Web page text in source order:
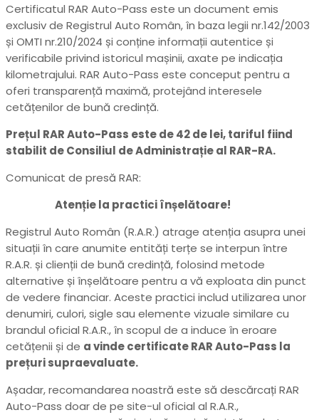
Certificatul RAR Auto-Pass este un document emis
exclusiv de Registrul Auto Român, în baza legii nr.142/2003
și OMTI nr.210/2024 și conține informații autentice și
verificabile privind istoricul mașinii, axate pe indicația
kilometrajului. RAR Auto-Pass este conceput pentru a
oferi transparență maximă, protejând interesele
cetățenilor de bună credință.
Prețul RAR Auto-Pass este de 42 de lei, tariful fiind
stabilit de Consiliul de Administrație al RAR-RA.
Comunicat de presă RAR:
Atenție la practici înșelătoare!
Registrul Auto Român (R.A.R.) atrage atenția asupra unei
situații în care anumite entități terțe se interpun între
R.A.R. și clienții de bună credință, folosind metode
alternative și înșelătoare pentru a vă exploata din punct
de vedere financiar. Aceste practici includ utilizarea unor
denumiri, culori, sigle sau elemente vizuale similare cu
brandul oficial R.A.R., în scopul de a induce în eroare
cetățenii și de a vinde certificate RAR Auto-Pass la
prețuri supraevaluate.
Așadar, recomandarea noastră este să descărcați RAR
Auto-Pass doar de pe site-ul oficial al R.A.R.,